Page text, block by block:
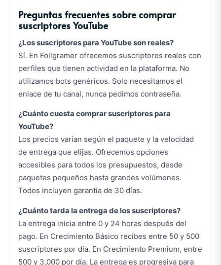
Preguntas frecuentes sobre comprar
suscriptores YouTube
¿Los suscriptores para YouTube son reales?
Sí. En Follgramer ofrecemos suscriptores reales con
perfiles que tienen actividad en la plataforma. No
utilizamos bots genéricos. Solo necesitamos el
enlace de tu canal, nunca pedimos contraseña.
¿Cuánto cuesta comprar suscriptores para
YouTube?
Los precios varían según el paquete y la velocidad
de entrega que elijas. Ofrecemos opciones
accesibles para todos los presupuestos, desde
paquetes pequeños hasta grandes volúmenes.
Todos incluyen garantía de 30 días.
¿Cuánto tarda la entrega de los suscriptores?
La entrega inicia entre 0 y 24 horas después del
pago. En Crecimiento Básico recibes entre 50 y 500
suscriptores por día. En Crecimiento Premium, entre
500 y 3,000 por día. La entrega es progresiva para